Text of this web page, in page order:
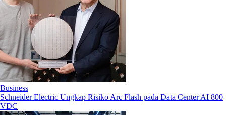
Business
Schneider Electric Ungkap Risiko Arc Flash pada Data Center AI 800
VDC